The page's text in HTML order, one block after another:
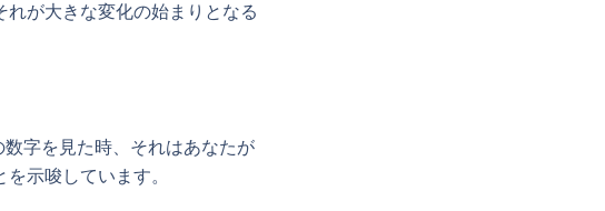
が大きな変化の始まりとなる
字を見た時、それはあなたが
示唆しています。